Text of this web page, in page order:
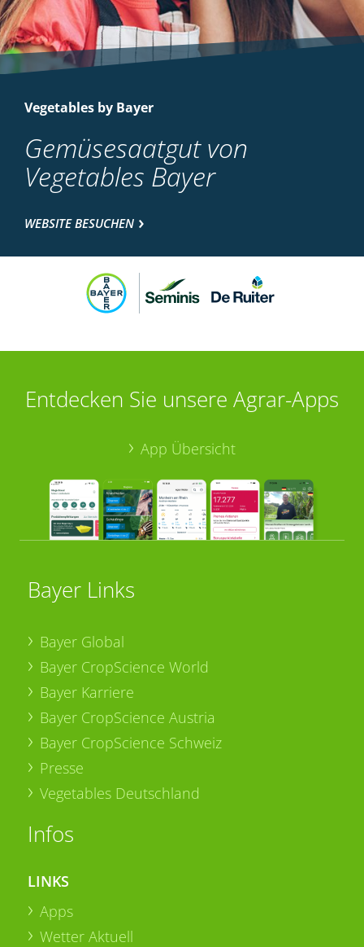
Vegetables by Bayer
Gemüsesaatgut von
Vegetables Bayer
WEBSITE BESUCHEN
Entdecken Sie unsere Agrar-Apps
App Übersicht
Bayer Links
Bayer Global
Bayer CropScience World
Bayer Karriere
Bayer CropScience Austria
Bayer CropScience Schweiz
Presse
Vegetables Deutschland
Infos
LINKS
Apps
Wetter Aktuell